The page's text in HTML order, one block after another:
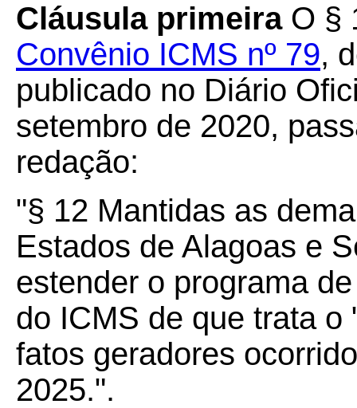
Cláusula primeiraO §
Convênio ICMS nº 79,
publicado no Diário
setembro de 2020,
redação:
"§ 12 Mantidas as
Estados de Alagoas e
estender o programa
do ICMS de que trata
fatos geradores
2025.".